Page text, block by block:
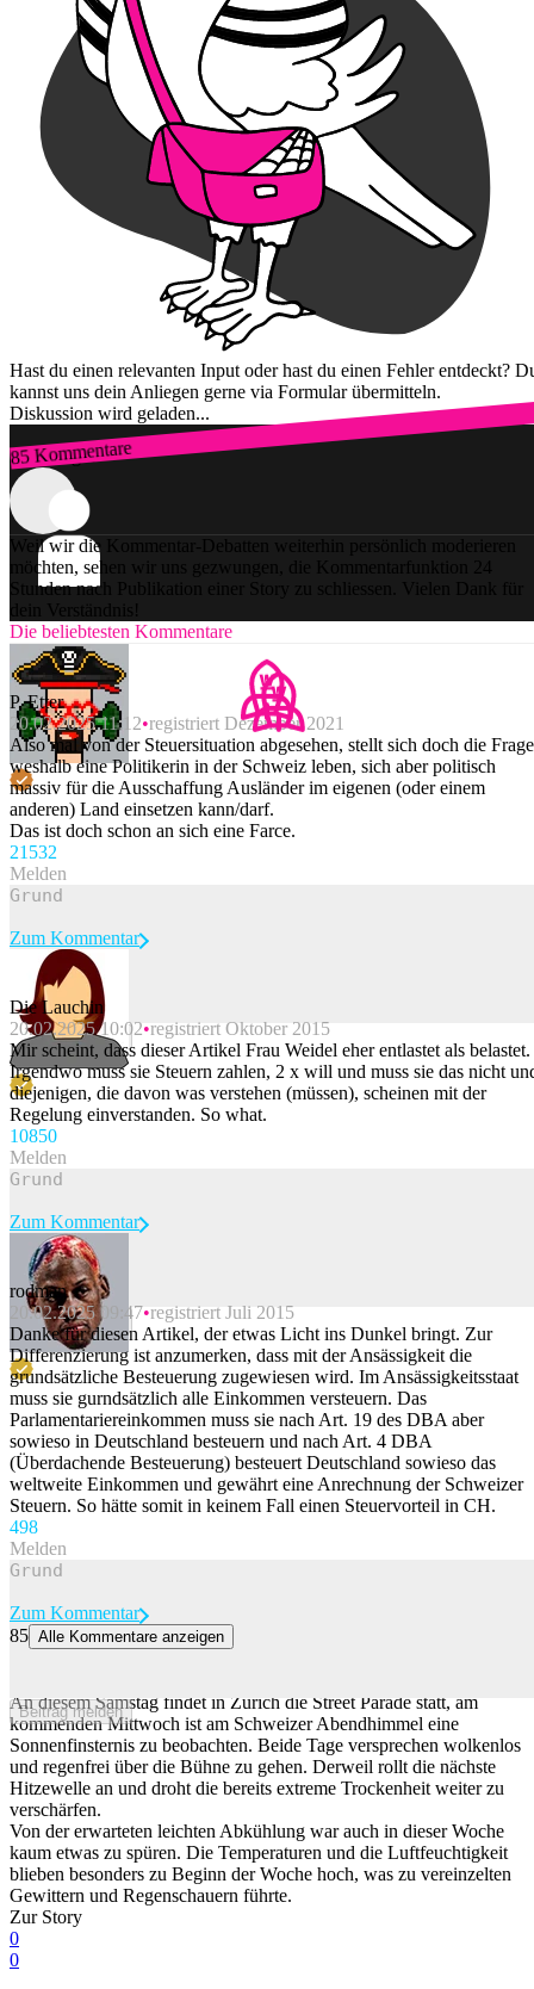
Hast du einen relevanten Input oder hast du einen Fehler entdeckt?
kannst uns dein Anliegen gerne via Formular übermitteln.
Diskussion wird geladen...
85 Kommentare
Zum Login
Weil wir die Kommentar-Debatten weiterhin persönlich moderieren
möchten, sehen wir uns gezwungen, die Kommentarfunktion 24
Stunden nach Publikation einer Story zu schliessen. Vielen Dank für
dein Verständnis!
Die beliebtesten Kommentare
P. Etter
20.02.2025 11:12 registriert Dezember 2021
Also mal von der Steuersituation abgesehen, stellt sich doch die
weshalb eine Politikerin in der Schweiz leben, sich aber politisch
massiv für die Ausschaffung Ausländer im eigenen (oder einem
anderen) Land einsetzen kann/darf.
Das ist doch schon an sich eine Farce.
21532
Melden
Beitrag melden
Zum Kommentar
Die Lauchin
20.02.2025 10:02 registriert Oktober 2015
Mir scheint, dass dieser Artikel Frau Weidel eher entlastet als belastet.
Irgendwo muss sie Steuern zahlen, 2 x will und muss sie das nicht
diejenigen, die davon was verstehen (müssen), scheinen mit der
Regelung einverstanden. So what.
10850
Melden
Beitrag melden
Zum Kommentar
rodman
20.02.2025 09:47 registriert Juli 2015
Danke für diesen Artikel, der etwas Licht ins Dunkel bringt. Zur
Differenzierung ist anzumerken, dass mit der Ansässigkeit die
grundsätzliche Besteuerung zugewiesen wird. Im Ansässigkeitsstaat
muss sie gurndsätzlich alle Einkommen versteuern. Das
Parlamentariereinkommen muss sie nach Art. 19 des DBA aber
sowieso in Deutschland besteuern und nach Art. 4 DBA
(Überdachende Besteuerung) besteuert Deutschland sowieso das
weltweite Einkommen und gewährt eine Anrechnung der Schweizer
Steuern. So hätte somit in keinem Fall einen Steuervorteil in CH.
498
Melden
Beitrag melden
Zum Kommentar
85 Alle Kommentare anzeigen
An diesem Samstag findet in Zürich die Street Parade statt, am
kommenden Mittwoch ist am Schweizer Abendhimmel eine
Sonnenfinsternis zu beobachten. Beide Tage versprechen wolkenlos
und regenfrei über die Bühne zu gehen. Derweil rollt die nächste
Hitzewelle an und droht die bereits extreme Trockenheit weiter zu
verschärfen.
Von der erwarteten leichten Abkühlung war auch in dieser Woche
kaum etwas zu spüren. Die Temperaturen und die Luftfeuchtigkeit
blieben besonders zu Beginn der Woche hoch, was zu vereinzelten
Gewittern und Regenschauern führte.
Zur Story
0
0